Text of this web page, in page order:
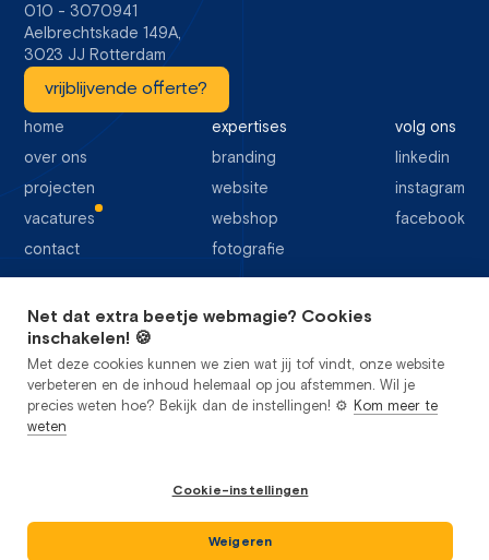
010 - 3070941
Aelbrechtskade 149A,
3023 JJ Rotterdam
vrijblijvende offerte?
home
over ons
projecten
vacatures
contact
expertises
branding
website
webshop
fotografie
volg ons
linkedin
instagram
facebook
Net dat extra beetje webmagie? Cookies
inschakelen! 🍪
Met deze cookies kunnen we zien wat jij tof vindt, onze website
verbeteren en de inhoud helemaal op jou afstemmen. Wil je
precies weten hoe? Bekijk dan de instellingen! ⚙️
Kom meer te
weten
Cookie-instellingen
Weigeren